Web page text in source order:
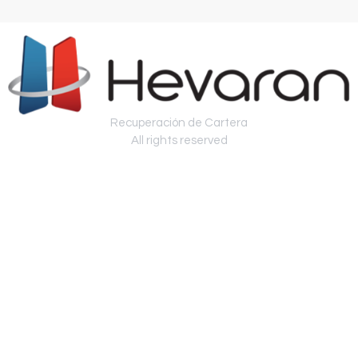
Recuperación de Cartera
All rights reserved